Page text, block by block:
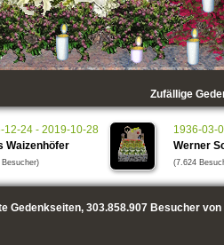
Zufällige
12-24 - 2019-10-28
Waizenhöfer
Besucher)
1936-03-
Werner
(7.624
Gedenkseiten, 303.858.907 Besucher